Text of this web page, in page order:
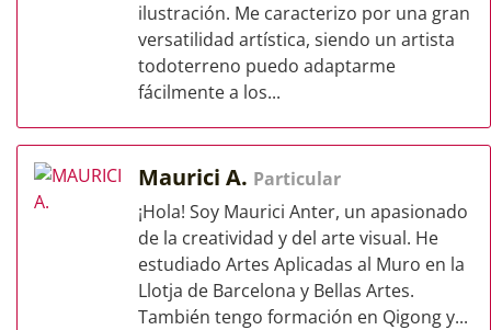
ilustración. Me caracterizo por una gran
versatilidad artística, siendo un artista
todoterreno puedo adaptarme
fácilmente a los...
Maurici A. Particular
¡Hola! Soy Maurici Anter, un apasionado
de la creatividad y del arte visual. He
estudiado Artes Aplicadas al Muro en la
Llotja de Barcelona y Bellas Artes.
También tengo formación en Qigong y...